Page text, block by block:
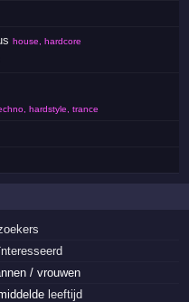
house, hardcore
hardstyle, trance
/ vrouwen
leeftijd